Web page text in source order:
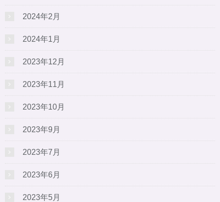
2024年2月
2024年1月
2023年12月
2023年11月
2023年10月
2023年9月
2023年7月
2023年6月
2023年5月